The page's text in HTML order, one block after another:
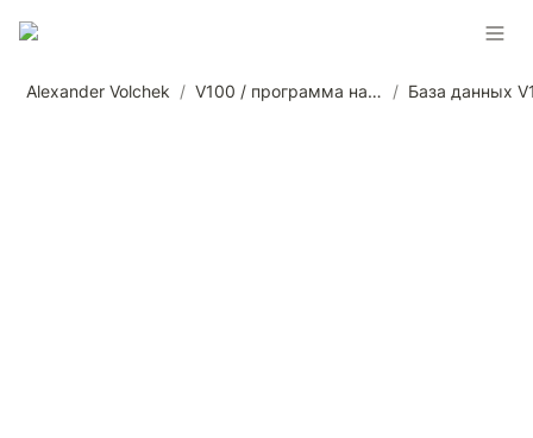
Alexander Volchek / V100 / программа наставничества от Александра Волчека / База данных